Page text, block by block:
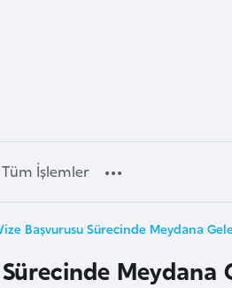
Tüm İşlemler
Başvurusu Sürecinde Meydana
Meydana